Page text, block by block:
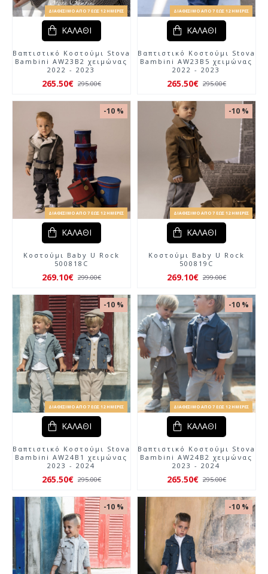
ΔΙΑΘΈΣΙΜΟ ΑΠΌ 7 ΈΩΣ 12 ΗΜΈΡΕΣ
Βαπτιστικό Κοστούμι Stova
Bambini AW23Β2 χειμώνας
2022 - 2023
265.50€ 295.00€
ΚΑΛΆΘΙ
ΔΙΑΘΈΣΙΜΟ ΑΠΌ 7 ΈΩΣ 12 ΗΜΈΡΕΣ
Βαπτιστικό Κοστούμι Stova
Bambini AW23Β5 χειμώνας
2022 - 2023
265.50€ 295.00€
ΚΑΛΆΘΙ
-10 %
ΔΙΑΘΈΣΙΜΟ ΑΠΌ 7 ΈΩΣ 12 ΗΜΈΡΕΣ
Κοστούμι Baby U Rock
500818C
269.10€ 299.00€
ΚΑΛΆΘΙ
-10 %
ΔΙΑΘΈΣΙΜΟ ΑΠΌ 7 ΈΩΣ 12 ΗΜΈΡΕΣ
Κοστούμι Baby U Rock
500819C
269.10€ 299.00€
ΚΑΛΆΘΙ
-10 %
ΔΙΑΘΈΣΙΜΟ ΑΠΌ 7 ΈΩΣ 12 ΗΜΈΡΕΣ
Βαπτιστικό Κοστούμι Stova
Bambini AW24Β1 χειμώνας
2023 - 2024
265.50€ 295.00€
ΚΑΛΆΘΙ
-10 %
ΔΙΑΘΈΣΙΜΟ ΑΠΌ 7 ΈΩΣ 12 ΗΜΈΡΕΣ
Βαπτιστικό Κοστούμι Stova
Bambini AW24Β2 χειμώνας
2023 - 2024
265.50€ 295.00€
ΚΑΛΆΘΙ
-10 % -10 %